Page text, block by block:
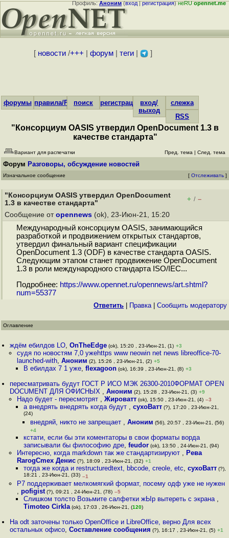
Профиль:Аноним(вход|регистрация)неRUopennet.me
[ новости/+++ форум| теги| ]
форумы правила/FAQпоиск регистрациявход/
выход
слежка
RSS
"Консорциум OASIS утвердил OpenDocument 1.3 в
качестве стандарта"
Вариант для распечатки Пред. тема | След. тема
Форум Разговоры, обсуждение новостей
Изначальное сообщение [ Отслеживать ]
"Консорциум OASIS утвердил OpenDocument
1.3 в качестве стандарта"
+ / –
Сообщение от opennews (ok), 23-Июн-21, 15:20
Международный консорциум OASIS, занимающийся
разработкой и продвижением открытых стандартов,
утвердил финальный вариант спецификации
OpenDocument 1.3 (ODF) в качестве стандарта OASIS.
Следующим этапом станет продвижение OpenDocument
1.3 в роли международного стандарта ISO/IEC...
Подробнее: https://www.opennet.ru/opennews/art.shtml?
num=55377
Ответить Правка| Cообщить модератору
Оглавление
ждём ебилдов LO,OnTheEdge (ok), 15:20 , 23-Июн-21, (1) +3
судя по новостям 7,0 ужеhttps www neowin net news libreoffice-70-
launched-with, Аноним (2), 15:26 , 23-Июн-21, (2) +5
В ебилдах 7 1 уже, flexagoon(ok), 16:39 , 23-Июн-21, (8) +3
пересматривать будут ГОСТ Р ИСО МЭК 26300-2010ФОРМАТ OPEN
DOCUMENT ДЛЯ ОФИСНЫХ ,Аноним (2), 15:28 , 23-Июн-21, (3) +9
Надо будет - пересмотрят , Жироватт(ok), 15:50 , 23-Июн-21, (4) –3
а внедрять внедрять когда будут , сухоВатт(?), 17:20 , 23-Июн-21,
(24)
внедряй, никто не запрещает ,Аноним (56), 20:57 , 23-Июн-21, (56)
+4
кстати, если бы эти коментаторы в свои форматы ворда
записывали бы философию дре, feudor(ok), 13:50 , 24-Июн-21, (94)
Интересно, когда markdown так же стандартизируют , Рева
RarogCmex Денис(?), 18:09 , 23-Июн-21, (32) +1
тогда же когда и restructuredtext, bbcode, creole, etc, сухоВатт(?),
18:21 , 23-Июн-21, (33) –1
Р7 поддерживает мелкомягкий формат, посему одф уже не нужен
, pofigist(?), 09:21 , 24-Июн-21, (78) –5
Слишком толсто Возьмите салфетки жЫр вытереть с экрана ,
Timoteo Cirkla(ok), 17:03 , 26-Июн-21, (120)
На odt заточены только OpenOffice и LibreOffice, верно Для всех
остальных офисо,Составление сообщения (?), 16:17 , 23-Июн-21, (5) +1